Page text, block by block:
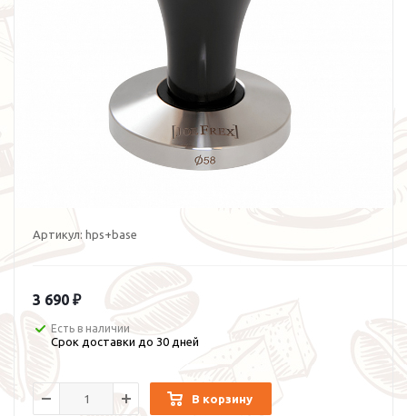
Артикул: hps+base
3 690 ₽
Есть в наличии
Срок доставки до 30 дней
В корзину